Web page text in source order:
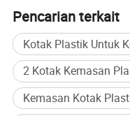
mendiskusikan proyek
*jumlah kata: 1, 000
sedikit berbeda
Pencarian terkait
Kotak Plastik Untuk
2 Kotak Kemasan
Kemasan Kotak